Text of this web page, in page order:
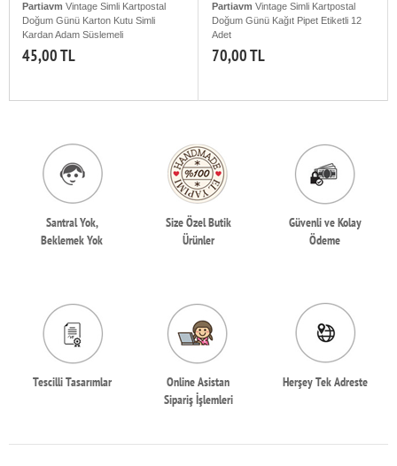
Partiavm Vintage Simli Kartpostal
Doğum Günü Karton Kutu Simli
Kardan Adam Süslemeli
45,00 TL
Partiavm Vintage Simli Kartpostal
Doğum Günü Kağıt Pipet Etiketli 12
Adet
70,00 TL
Santral Yok,
Beklemek Yok
Size Özel Butik
Ürünler
Güvenli ve Kolay
Ödeme
Tescilli Tasarımlar
Online Asistan
Sipariş İşlemleri
Herşey Tek Adreste